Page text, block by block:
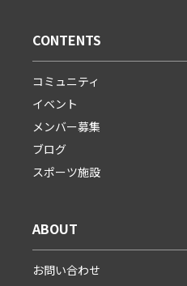
CONTENTS
コミュニティ
イベント
メンバー募集
ブログ
スポーツ施設
ABOUT
お問い合わせ